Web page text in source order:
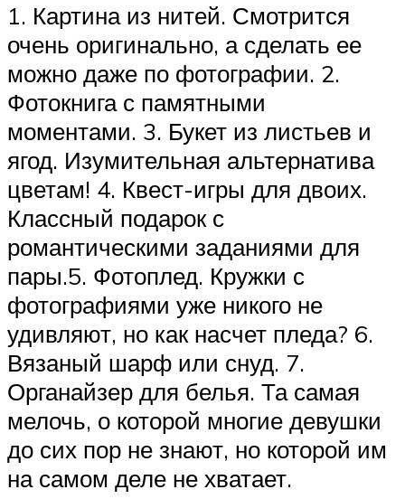
1. Картина из нитей. Смотрится
очень оригинально, а сделать ее
можно даже по фотографии. 2.
Фотокнига с памятными
моментами. 3. Букет из листьев и
ягод. Изумительная альтернатива
цветам! 4. Квест-игры для двоих.
Классный подарок с
романтическими заданиями для
пары.5. Фотоплед. Кружки с
фотографиями уже никого не
удивляют, но как насчет пледа? 6.
Вязаный шарф или снуд. 7.
Органайзер для белья. Та самая
мелочь, о которой многие девушки
до сих пор не знают, но которой им
на самом деле не хватает.